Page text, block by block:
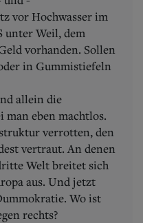
vor Hochwasser im
unter Weil, dem
vorhanden. Sollen
in Gummistiefeln
allein die
man eben machtlos.
verrotten, den
vertraut. An denen
Welt breitet sich
aus. Und jetzt
Wo ist
rechts?